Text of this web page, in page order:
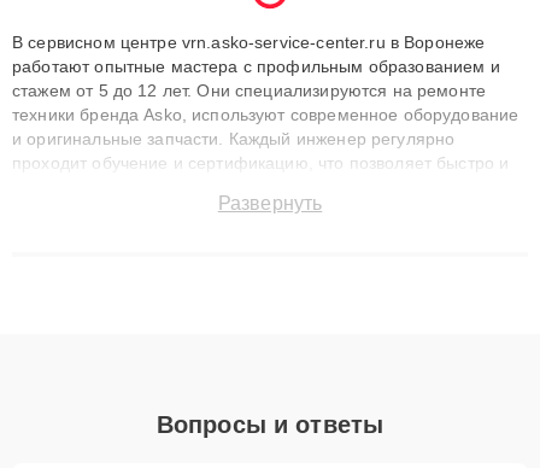
В сервисном центре vrn.asko-service-center.ru в Воронеже
работают опытные мастера с профильным образованием и
стажем от 5 до 12 лет. Они специализируются на ремонте
техники бренда Asko, используют современное оборудование
и оригинальные запчасти. Каждый инженер регулярно
проходит обучение и сертификацию, что позволяет быстро и
сохранением гарантии до 3 лет. Наши мастера решают
Развернуть
Вопросы и ответы